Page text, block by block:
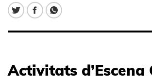
Activitats d’Escena